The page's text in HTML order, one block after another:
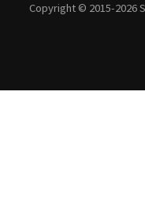
Copyright © 2015-2026